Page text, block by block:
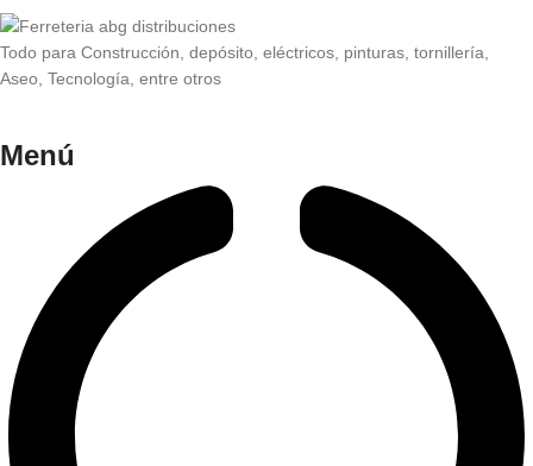
Todo para Construcción, depósito, eléctricos, pinturas, tornillería,
Aseo, Tecnología, entre otros
Menú